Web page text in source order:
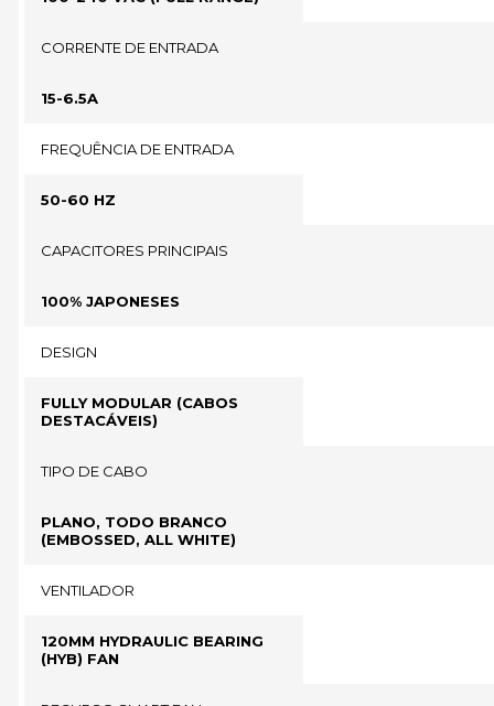
CORRENTE DE ENTRADA
15-6.5A
FREQUÊNCIA DE ENTRADA
50-60 HZ
CAPACITORES PRINCIPAIS
100% JAPONESES
DESIGN
FULLY MODULAR (CABOS
DESTACÁVEIS)
TIPO DE CABO
PLANO, TODO BRANCO
(EMBOSSED, ALL WHITE)
VENTILADOR
120MM HYDRAULIC BEARING
(HYB) FAN